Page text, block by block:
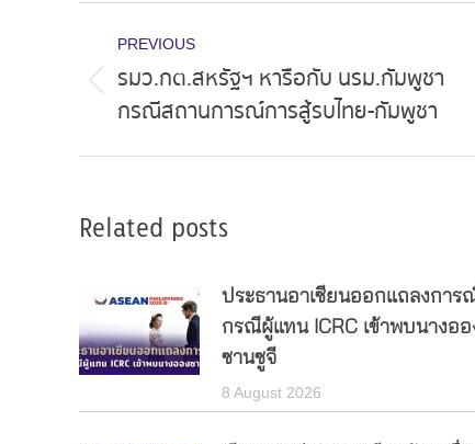
navigation
PREVIOUS
post:
รมว.กต.สหรัฐฯ หารือกับ นรม.กัมพูชา
กรณีสถานการณ์การสู้รบไทย-กัมพูชา
Related posts
ประธานอาเซียนออกแถลงการ
กรณีผู้แทน ICRC เข้าพบนางออ
ซานซูจี
8 August 2026